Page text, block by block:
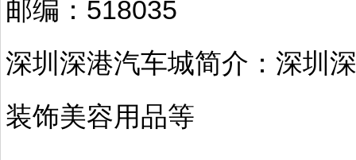
邮编：518035
深圳深港汽车城简介：深圳
装饰美容用品等